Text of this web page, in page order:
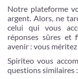
Notre plateforme
argent. Alors, ne
celui qui vous
réponses sûres et
avenir : vous
Spiriteo vous
questions similaires :